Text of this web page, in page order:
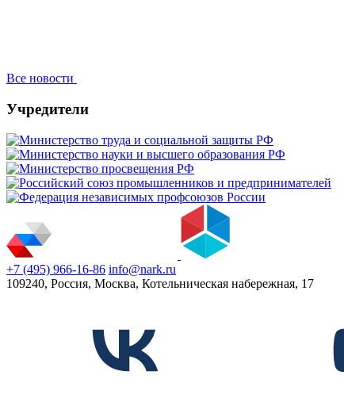
Все новости
Учредители
+7 (495) 966-16-86 info@nark.ru
109240, Россия, Москва, Котельническая набережная, 17